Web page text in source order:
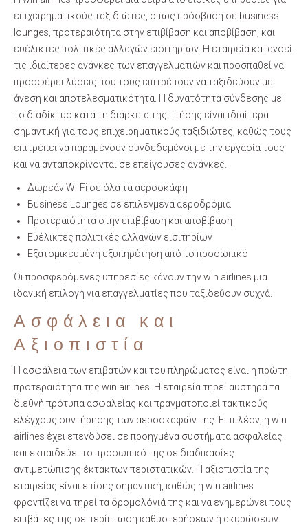
επιχειρηματικούς ταξιδιώτες, όπως πρόσβαση σε business
lounges, προτεραιότητα στην επιβίβαση και αποβίβαση, και
ευέλικτες πολιτικές αλλαγών εισιτηρίων. Η εταιρεία κατανοεί
τις ιδιαίτερες ανάγκες των επαγγελματιών και προσπαθεί να
προσφέρει λύσεις που τους επιτρέπουν να ταξιδεύουν με
άνεση και αποτελεσματικότητα. Η δυνατότητα σύνδεσης με
το διαδίκτυο κατά τη διάρκεια της πτήσης είναι ιδιαίτερα
σημαντική για τους επιχειρηματικούς ταξιδιώτες, καθώς τους
επιτρέπει να παραμένουν συνδεδεμένοι με την εργασία τους
και να ανταποκρίνονται σε επείγουσες ανάγκες.
Δωρεάν Wi-Fi σε όλα τα αεροσκάφη
Business Lounges σε επιλεγμένα αεροδρόμια
Προτεραιότητα στην επιβίβαση και αποβίβαση
Ευέλικτες πολιτικές αλλαγών εισιτηρίων
Εξατομικευμένη εξυπηρέτηση από το προσωπικό
Οι προσφερόμενες υπηρεσίες κάνουν την win airlines μια
ιδανική επιλογή για επαγγελματίες που ταξιδεύουν συχνά.
Ασφάλεια και
Αξιοπιστία
Η ασφάλεια των επιβατών και του πληρώματος είναι η πρώτη
προτεραιότητα της win airlines. Η εταιρεία τηρεί αυστηρά τα
διεθνή πρότυπα ασφαλείας και πραγματοποιεί τακτικούς
ελέγχους συντήρησης των αεροσκαφών της. Επιπλέον, η win
airlines έχει επενδύσει σε προηγμένα συστήματα ασφαλείας
και εκπαιδεύει το προσωπικό της σε διαδικασίες
αντιμετώπισης έκτακτων περιστατικών. Η αξιοπιστία της
εταιρείας είναι επίσης σημαντική, καθώς η win airlines
φροντίζει να τηρεί τα δρομολόγιά της και να ενημερώνει τους
επιβάτες της σε περίπτωση καθυστερήσεων ή ακυρώσεων.